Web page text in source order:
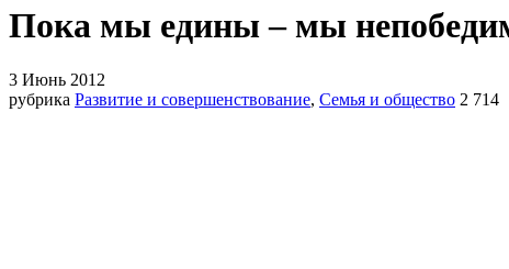
Пока мы едины – мы
3 Июнь 2012
рубрика Развитие и совершенствование, Семья и общество 2 714